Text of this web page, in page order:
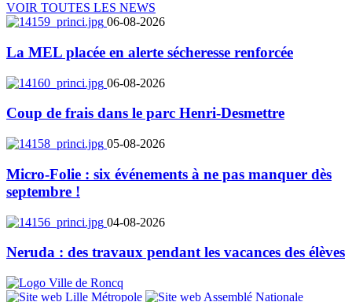
VOIR TOUTES LES NEWS
06-08-2026
La MEL placée en alerte sécheresse renforcée
06-08-2026
Coup de frais dans le parc Henri-Desmettre
05-08-2026
Micro-Folie : six événements à ne pas manquer dès
septembre !
04-08-2026
Neruda : des travaux pendant les vacances des élèves